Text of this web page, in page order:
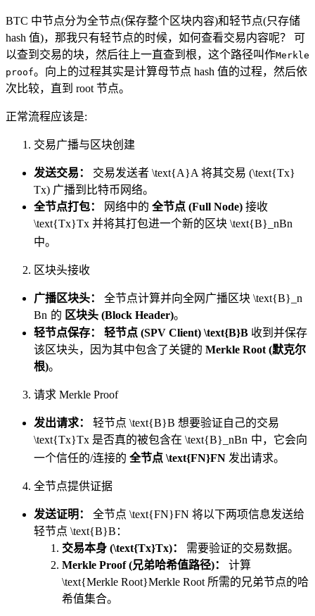
BTC 中节点分为全节点(保存整个区块内容)和轻节点(只存储
hash 值)，那我只有轻节点的时候，如何查看交易内容呢？ 可
以查到交易的块，然后往上一直查到根，这个路径叫作Merkle
proof。向上的过程其实是计算母节点 hash 值的过程，然后依
次比较，直到 root 节点。
正常流程应该是:
交易广播与区块创建
发送交易： 交易发送者 \text{A}A将其交易 (\text{Tx}
Tx) 广播到比特币网络。
全节点打包：
网络中的 全节点 (Full Node) 接收
\text{Tx}Tx 并将其打包进一个新的区块 \text{B}_nBn
中。
区块头接收
广播区块头： 全节点计算并向全网广播区块 \text{B}_n
Bn 的 区块头 (Block Header)。
轻节点保存：
轻节点 (SPV Client) \text{B}B 收到并保存
该区块头，因为其中包含了关键的 Merkle Root (默克尔
根)。
请求 Merkle Proof
发出请求： 轻节点 \text{B}B 想要验证自己的交易
\text{Tx}Tx 是否真的被包含在 \text{B}_nBn 中，它会向
一个信任的/连接的 全节点 \text{FN}FN 发出请求。
全节点提供证据
发送证明： 全节点 \text{FN}FN 将以下两项信息发送给
轻节点 \text{B}B ：
交易本身 (\text{Tx}Tx)：
需要验证的交易数据。
Merkle Proof (兄弟哈希值路径)：
计算
\text{Merkle Root}Merkle Root 所需的兄弟节点的哈
希值集合。